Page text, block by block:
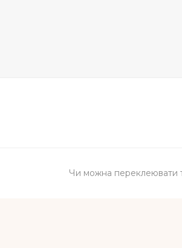
next
Чи можна переклеювати